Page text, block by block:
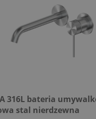
316L bateria
stal nierdzewna